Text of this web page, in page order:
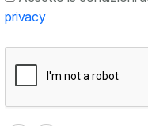
privacy